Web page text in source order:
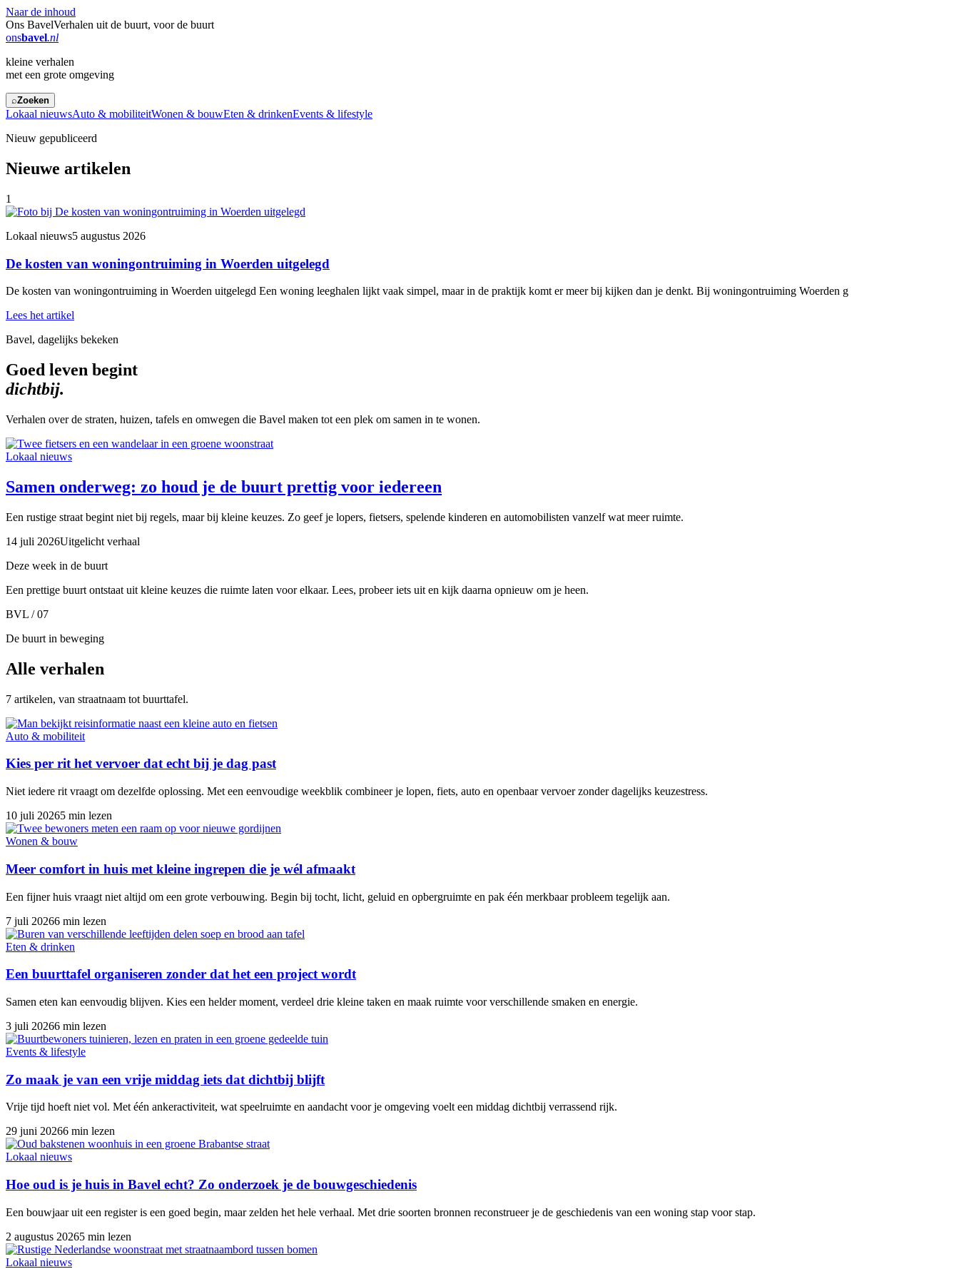
Naar de inhoud
Ons BavelVerhalen uit de buurt, voor de buurt
onsbavel.nl
kleine verhalen
met een grote omgeving
⌕Zoeken
Lokaal nieuwsAuto & mobiliteitWonen & bouwEten & drinkenEvents & lifestyle
Nieuw gepubliceerd
Nieuwe artikelen
1
Lokaal nieuws5 augustus 2026
De kosten van woningontruiming in Woerden uitgelegd
De kosten van woningontruiming in Woerden uitgelegd Een woning leeghalen lijkt vaak simpel, maar in de praktijk komt er meer bij kijken dan je denkt. Bij woningontruiming Woerden g
Lees het artikel
Bavel, dagelijks bekeken
Goed leven begint
dichtbij.
Verhalen over de straten, huizen, tafels en omwegen die Bavel maken tot een plek om samen in te wonen.
Lokaal nieuws
Samen onderweg: zo houd je de buurt prettig voor iedereen
Een rustige straat begint niet bij regels, maar bij kleine keuzes. Zo geef je lopers, fietsers, spelende kinderen en automobilisten vanzelf wat meer ruimte.
14 juli 2026Uitgelicht verhaal
Deze week in de buurt
Een prettige buurt ontstaat uit kleine keuzes die ruimte laten voor elkaar. Lees, probeer iets uit en kijk daarna opnieuw om je heen.
BVL / 07
De buurt in beweging
Alle verhalen
7 artikelen, van straatnaam tot buurttafel.
Auto & mobiliteit
Kies per rit het vervoer dat echt bij je dag past
Niet iedere rit vraagt om dezelfde oplossing. Met een eenvoudige weekblik combineer je lopen, fiets, auto en openbaar vervoer zonder dagelijks keuzestress.
10 juli 20265 min lezen
Wonen & bouw
Meer comfort in huis met kleine ingrepen die je wél afmaakt
Een fijner huis vraagt niet altijd om een grote verbouwing. Begin bij tocht, licht, geluid en opbergruimte en pak één merkbaar probleem tegelijk aan.
7 juli 20266 min lezen
Eten & drinken
Een buurttafel organiseren zonder dat het een project wordt
Samen eten kan eenvoudig blijven. Kies een helder moment, verdeel drie kleine taken en maak ruimte voor verschillende smaken en energie.
3 juli 20266 min lezen
Events & lifestyle
Zo maak je van een vrije middag iets dat dichtbij blijft
Vrije tijd hoeft niet vol. Met één ankeractiviteit, wat speelruimte en aandacht voor je omgeving voelt een middag dichtbij verrassend rijk.
29 juni 20266 min lezen
Lokaal nieuws
Hoe oud is je huis in Bavel echt? Zo onderzoek je de bouwgeschiedenis
Een bouwjaar uit een register is een goed begin, maar zelden het hele verhaal. Met drie soorten bronnen reconstrueer je de geschiedenis van een woning stap voor stap.
2 augustus 20265 min lezen
Lokaal nieuws